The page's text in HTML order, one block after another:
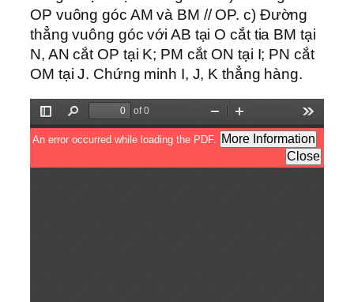
OP vuông góc AM và BM // OP. c) Đường
thẳng vuông góc với AB tại O cắt tia BM tại
N, AN cắt OP tại K; PM cắt ON tại I; PN cắt
OM tại J. Chứng minh I, J, K thẳng hàng.